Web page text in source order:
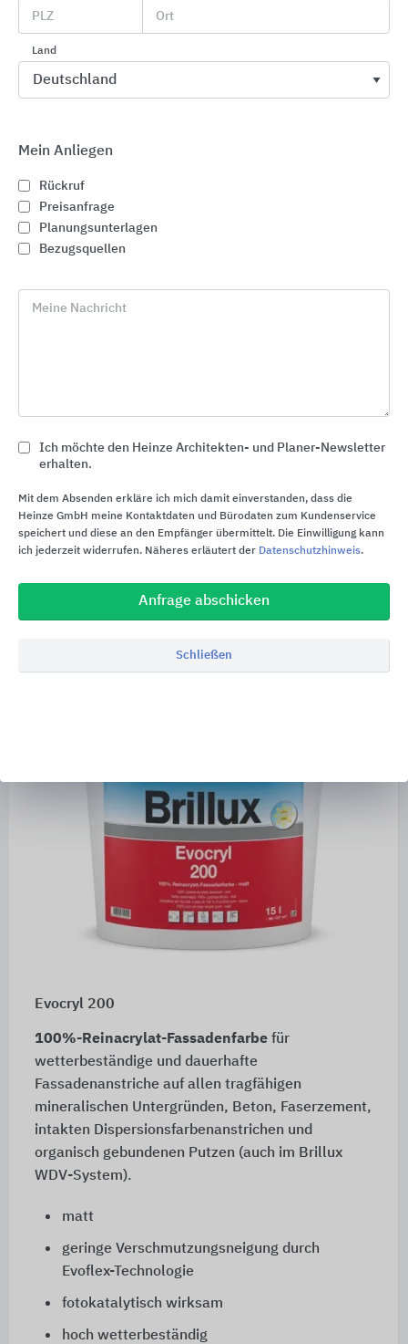
Video zur Funktionsweise der Evoflex-Technologie
Nachhaltigkeit
bereit.
Farbtonvielfalt
Evocryl 200 bietet die ganze Farbtonvielfalt und
ein langlebiges Ergebnis. Auch dunkle und
intensive Töne sind auch für WDVS dank SolReflex
Evocryl 200
100%-Reinacrylat-Fassadenfarbefür
wetterbeständige und dauerhafte
Fassadenanstriche auf allen tragfähigen
mineralischen Untergründen, Beton, Faserzement,
intakten Dispersionsfarbenanstrichen und
organisch gebundenen Putzen (auch im Brillux
WDV-System).
matt
geringe Verschmutzungsneigung durch
Evoflex-Technologie
fotokatalytisch wirksam
hoch wetterbeständig
PLZ Ort
Land
Mein Anliegen
Rückruf
Preisanfrage
Planungsunterlagen
Bezugsquellen
Meine Nachricht
Ich möchte den Heinze Architekten- und Planer-Newsletter
erhalten.
Mit dem Absenden erkläre ich mich damit einverstanden, dass die
Heinze GmbH meine Kontaktdaten und Bürodaten zum Kundenservice
speichert und diese an den Empfänger übermittelt. Die Einwilligung kann
ich jederzeit widerrufen. Näheres erläutert der Datenschutzhinweis.
Anfrage abschicken
Schließen